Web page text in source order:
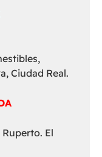
Ciudad Real.
El